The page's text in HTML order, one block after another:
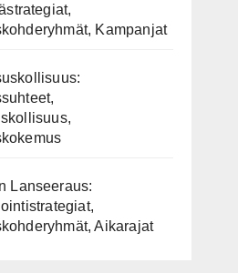
Kampanjat
Lanseeraus:
Aikarajat